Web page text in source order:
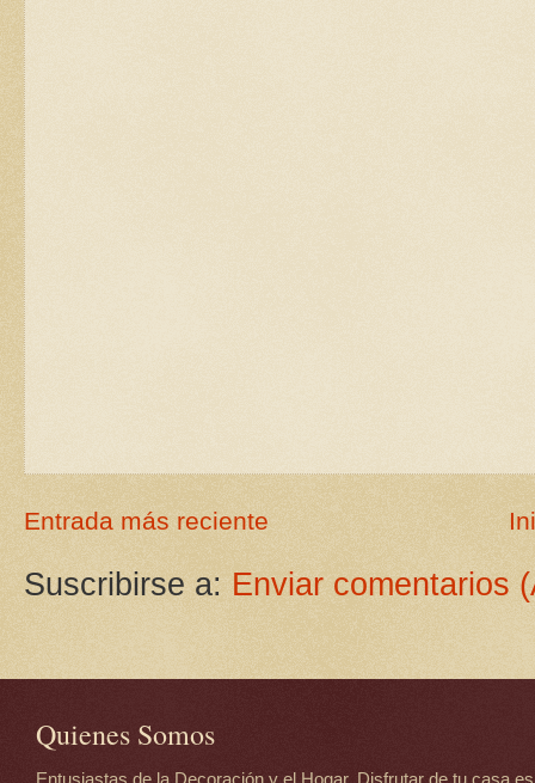
Entrada más reciente
Suscribirse a: Enviar comentarios
Quienes Somos
Entusiastas de la Decoración y el Hogar. Disfrutar de tu casa